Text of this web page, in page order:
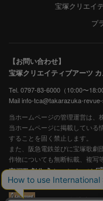
宝塚クリエイ
プ
【お問い合わせ】
宝塚クリエイティブアーツ
Tel. 0797-83-6000（10:00〜
Mail info-tca@takarazuka-
当ホームページの管理運営は、
当ホームページに掲載している
することを固く禁止します。
また、阪急電鉄並びに宝塚歌
作物についても無断転載、複写
宝塚歌劇公式ホームページ